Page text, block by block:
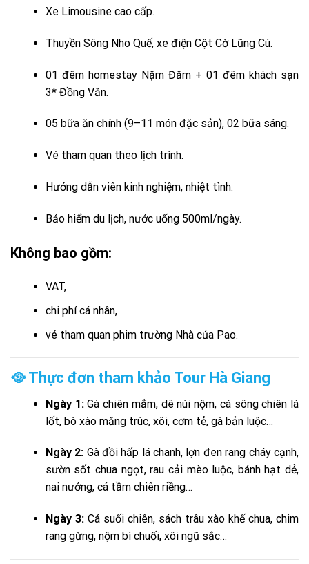
Xe Limousine cao cấp.
Thuyền Sông Nho Quế, xe điện Cột Cờ Lũng Cú.
01 đêm homestay Nặm Đăm + 01 đêm khách sạn
3* Đồng Văn.
05 bữa ăn chính (9–11 món đặc sản), 02 bữa sáng.
Vé tham quan theo lịch trình.
Hướng dẫn viên kinh nghiệm, nhiệt tình.
Bảo hiểm du lịch, nước uống 500ml/ngày.
Không bao gồm:
VAT,
chi phí cá nhân,
vé tham quan phim trường Nhà của Pao.
🥘 Thực đơn tham khảo Tour Hà Giang
Ngày 1:Gà chiên mắm, dê núi nộm, cá sông chiên lá
lốt, bò xào măng trúc, xôi, cơm tẻ, gà bản luộc…
Ngày 2: Gà đồi hấp lá chanh, lợn đen rang cháy cạnh,
sườn sốt chua ngọt, rau cải mèo luộc, bánh hạt dẻ,
nai nướng, cá tầm chiên riềng…
Ngày 3:Cá suối chiên, sách trâu xào khế chua, chim
rang gừng, nộm bì chuối, xôi ngũ sắc…